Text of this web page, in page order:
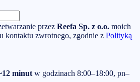
przez Reefa Sp. z o.o. moich
kontaktu zwrotnego, zgodnie z Polityką
minut w godzinach 8:00–18:00, pn–